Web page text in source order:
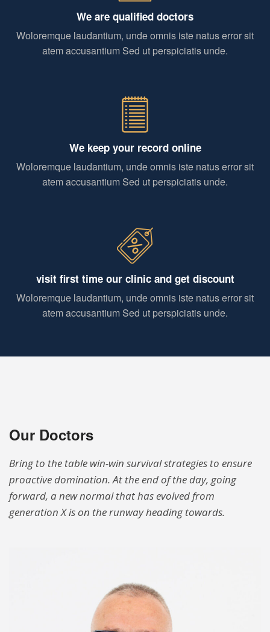
We are qualified doctors
Woloremque laudantium, unde omnis iste natus error sit
atem accusantium Sed ut perspiciatis unde.
We keep your record online
Woloremque laudantium, unde omnis iste natus error sit
atem accusantium Sed ut perspiciatis unde.
visit first time our clinic and get discount
Woloremque laudantium, unde omnis iste natus error sit
atem accusantium Sed ut perspiciatis unde.
Our Doctors
Bring to the table win-win survival strategies to ensure
proactive domination. At the end of the day, going
forward, a new normal that has evolved from
generation X is on the runway heading towards.